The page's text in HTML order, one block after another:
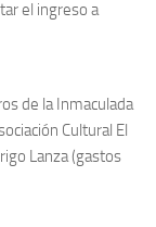
el ingreso a
de la Inmaculada
Cultural El
Lanza (gastos